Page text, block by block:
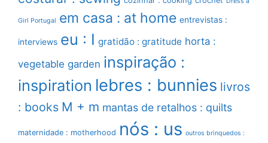
Girl Portugal em casa : at home entrevistas :
interviews eu : I gratidão : gratitude horta :
vegetable garden inspiração :
inspiration lebres : bunnies livros
: books M + m mantas de retalhos : quilts
maternidade : motherhood nós : us outros brinquedos :